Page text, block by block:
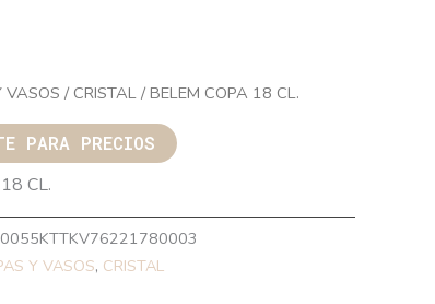
VASOS / CRISTAL/ BELEM COPA 18 CL.
PARA PRECIOS
CL.
Y VASOS, CRISTAL